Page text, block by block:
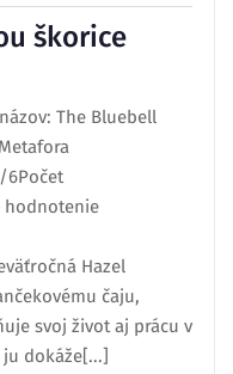
škorice
The Bluebell
6Počet
hodnotenie
Hazel
čaju,
svoj život aj prácu v
dokáže[...]